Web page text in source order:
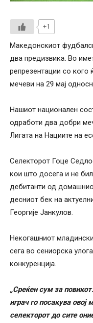
+1
Македонскиот
два предизвика. Во
репрезентации со кого
мечеви на 29 мај
Нашиот национален
одработи два добри
Лигата на Нациите на
Селекторот Гоце
кои што досега и не
дебитанти од
десниот бек на
Георгије Јанкулов.
Некогашниот
сега во сениорска
конкуренција.
„Среќен сум за
играч го посакува
селекторот до сите